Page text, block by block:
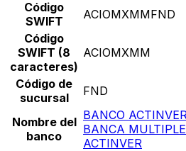
Código
SWIFT
ACIOMXMMFND
Código
SWIFT (8
caracteres)
ACIOMXMM
Código de
sucursal
FND
Nombre del
banco
BANCO
BANCA
ACTINVER